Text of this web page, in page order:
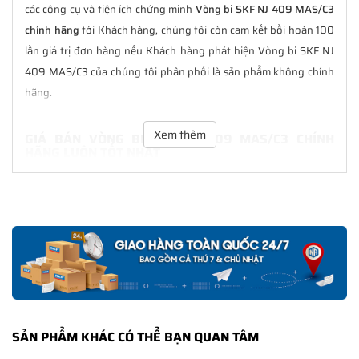
các công cụ và tiện ích chứng minh Vòng bi SKF NJ 409 MAS/C3
chính hãngtới Khách hàng, chúng tôi còn cam kết bồi hoàn 100
lần giá trị đơn hàng nếu Khách hàng phát hiện Vòng bi SKF NJ
409 MAS/C3 của chúng tôi phân phối là sản phẩm không chính
hãng.
GIÁ BÁN VÒNG BI SKF NJ 409 MAS/C3 CHÍNH
HÃNG LUÔN TỐT NHẤT
TạiNGOCANH.COMgiá bán Vòng bi SKF NJ 409 MAS/C3 luôn là
trong suốt quá trình sử dụng các sản phẩm SKF chính hãng.
CHẾ ĐỘ BẢO HÀNH VÒNG BI SKF NJ 409 MAS/C3
CHÍNH HÃNG
Tất cả các sản phẩm SKF chính hãng do
phối đều được bảo hành chính hãng theo đúng tiêu chuẩn bảo
Xem thêm
SẢN PHẨM KHÁC CÓ THỂ BẠN QUAN TÂM